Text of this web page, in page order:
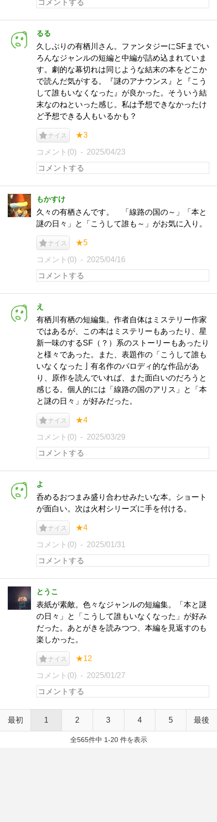
るる
久しぶりの有栖川さん。ファンタジーにSFまでい
ろんなジャンルの短編と中編が詰め込まれていま
す。劇的な幕切れは同じような結末の本をどこか
で読んだ気がする。『謎のアナウンス』と『こう
して誰もいなくなった』が良かった。そういう結
末なのねといった感じ。私は予想できなかったけ
ど予想できる人もいるかも？
ナイス ★3
コメント(0) 2025/04/23
もかすけ
久々の有栖さんです。 「線路の国の～」「本と
謎の日々」と「こうして誰も～」がお気に入り。
ナイス ★5
コメント(0) 2025/04/16
え
有栖川有栖の短編集。作者自体はミステリー作家
ではあるが、この本はミステリーもあったり、星
新一味のするSF（？）系のストーリーもあったり
と様々であった。また、表題作の「こうして誰も
いなくなった亅有名作のパロディ的な作品があ
り、原作を読んでいれば、また面白いのだろうと
感じる。個人的には「線路の国のアリス」と「本
と謎の日々」が好みだった。
ナイス ★4
コメント(0) 2025/03/29
よ
呑めるおつまみ盛り合わせみたいな本。ショート
が面白い。次は火村シリーズに手を付ける。
ナイス ★4
コメント(0) 2025/01/31
とうこ
表紙が素敵。色々なジャンルの短編集。「本と謎
の日々」と「こうして誰もいなくなった」が好み
だった。あとがきを読みつつ、本編を見返すのも
楽しかった。
ナイス ★12
コメント(0) 2025/01/27
最初 1 2 3 4 5 最後
全565件中 1-20 件を表示